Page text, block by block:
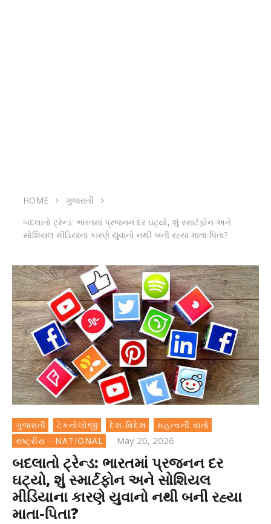
HOME
ગુજરાતી
બદલાતો ટ્રેન્ડ: ભારતમાં પ્રજનન દર ઘટ્યો, શું સ્માર્ટફોન અને
સોશિયલ મીડિયાના કારણે યુવાનો નથી બની રહ્યા માતા-પિતા?
ગુજરાતી ટેકનોલોજી દેશ-વિદેશ
મહત્વની વાતો
રાષ્ટ્રીય - NATIONAL
May 20, 2026
બદલાતો ટ્રેન્ડ: ભારતમાં પ્રજનન દર
ઘટ્યો, શું સ્માર્ટફોન અને સોશિયલ
મીડિયાના કારણે યુવાનો નથી બની રહ્યા
માતા-પિતા?